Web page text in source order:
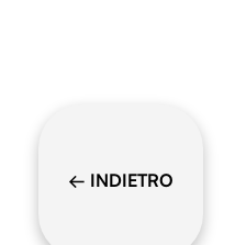
← INDIETRO